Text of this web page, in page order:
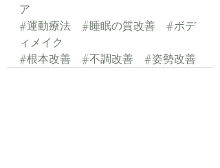
ア
#運動療法
#睡眠の質改善
#ボデ
ィメイク
#根本改善
#不調改善 #姿勢改善